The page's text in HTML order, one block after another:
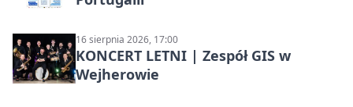
16 sierpnia 2026, 17:00
KONCERT LETNI | Zespół GIS w
Wejherowie